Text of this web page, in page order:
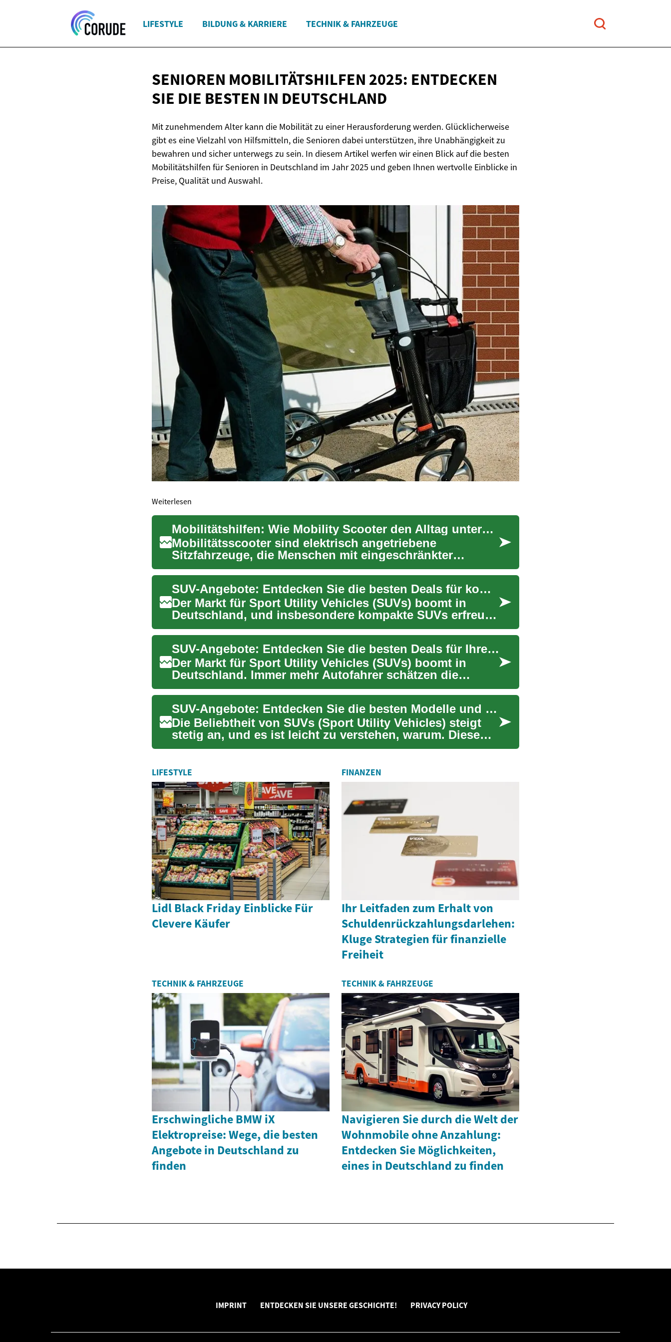
LIFESTYLE BILDUNG & KARRIERE TECHNIK & FAHRZEUGE
SENIOREN MOBILITÄTSHILFEN 2025: ENTDECKEN
SIE DIE BESTEN IN DEUTSCHLAND
Mit zunehmendem Alter kann die Mobilität zu einer Herausforderung werden. Glücklicherweise
gibt es eine Vielzahl von Hilfsmitteln, die Senioren dabei unterstützen, ihre Unabhängigkeit zu
bewahren und sicher unterwegs zu sein. In diesem Artikel werfen wir einen Blick auf die besten
Mobilitätshilfen für Senioren in Deutschland im Jahr 2025 und geben Ihnen wertvolle Einblicke in
Preise, Qualität und Auswahl.
Weiterlesen
Mobilitätshilfen: Wie Mobility Scooter den Alltag unterstützen
Mobilitätsscooter sind elektrisch angetriebene
Sitzfahrzeuge, die Menschen mit eingeschränkter
Gehfähigkeit helfen, s...
SUV-Angebote: Entdecken Sie die besten Deals für kompakte SUVs wie den Hyundai Kona
Der Markt für Sport Utility Vehicles (SUVs) boomt in
Deutschland, und insbesondere kompakte SUVs erfreuen
sich großer...
SUV-Angebote: Entdecken Sie die besten Deals für Ihren neuen Geländewagen
Der Markt für Sport Utility Vehicles (SUVs) boomt in
Deutschland. Immer mehr Autofahrer schätzen die
Kombination aus ...
SUV-Angebote: Entdecken Sie die besten Modelle und Deals
Die Beliebtheit von SUVs (Sport Utility Vehicles) steigt
stetig an, und es ist leicht zu verstehen, warum. Diese
viel...
LIFESTYLE
Lidl Black Friday Einblicke Für
Clevere Käufer
FINANZEN
Ihr Leitfaden zum Erhalt von
Schuldenrückzahlungsdarlehen:
Kluge Strategien für finanzielle
Freiheit
TECHNIK & FAHRZEUGE
Erschwingliche BMW iX
Elektropreise: Wege, die besten
Angebote in Deutschland zu
finden
TECHNIK & FAHRZEUGE
Navigieren Sie durch die Welt der
Wohnmobile ohne Anzahlung:
Entdecken Sie Möglichkeiten,
eines in Deutschland zu finden
IMPRINT ENTDECKEN SIE UNSERE GESCHICHTE! PRIVACY POLICY